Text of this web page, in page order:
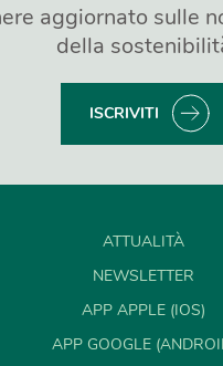
aggiornato sulle
della
ISCRIVITI
ATTUALITÀ
NEWSLETTER
APP APPLE (IOS)
APP GOOGLE